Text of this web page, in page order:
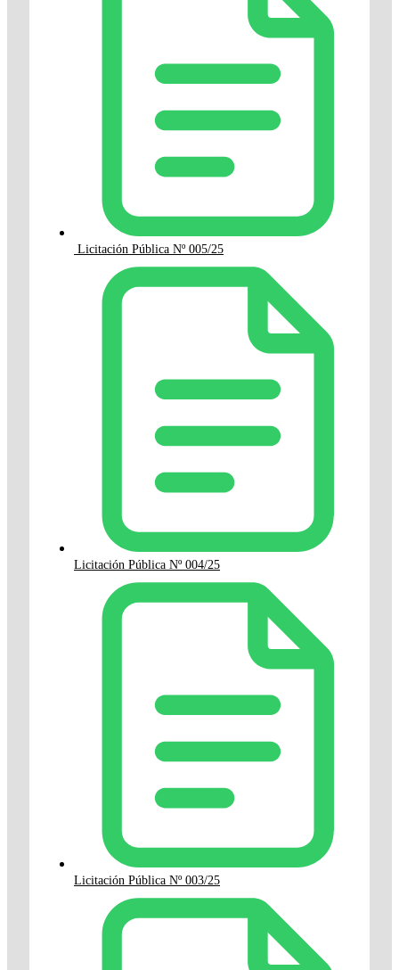
Licitación Pública Nº 005/25
Licitación Pública Nº 004/25
Licitación Pública Nº 003/25